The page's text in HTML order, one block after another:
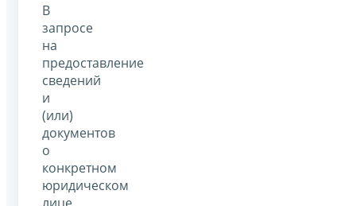
В
запросе
на
предоставление
сведений
и
(или)
документов
о
конкретном
юридическом